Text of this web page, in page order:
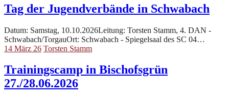
Tag der Jugendverbände in Schwabach
Datum: Samstag, 10.10.2026Leitung: Torsten Stamm, 4. DAN -
Schwabach/TorgauOrt: Schwabach - Spiegelsaal des SC 04…
14 März 26 Torsten Stamm
Trainingscamp in Bischofsgrün
27./28.06.2026